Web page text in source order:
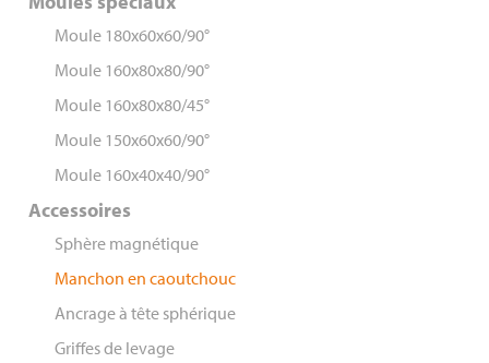
Moule 180x60x60/90°
Moule 160x80x80/90°
Moule 160x80x80/45°
Moule 150x60x60/90°
Moule 160x40x40/90°
Accessoires
Sphère magnétique
Manchon en caoutchouc
Ancrage à tête sphérique
Griffes de levage